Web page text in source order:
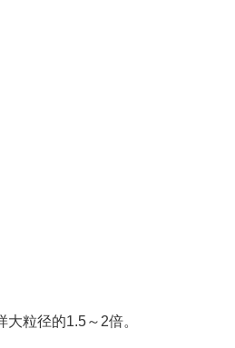
粒径的1.5～2倍。